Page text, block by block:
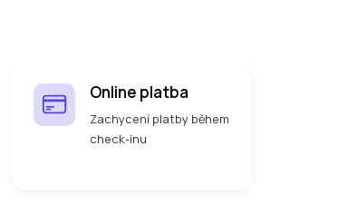
Online platba
Zachycení platby během
check-inu